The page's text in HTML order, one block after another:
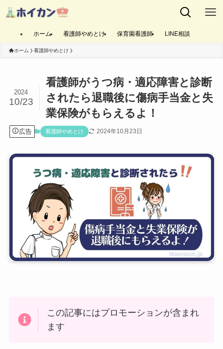
ホーム 看護師やめとけ 保育園看護師 LINE相談
ホーム 看護師やめとけ
看護師がうつ病・適応障害と診断
されたら退職後に傷病手当金と失
業保険がもらえるよ！
2024
10/23
広告 看護師やめとけ 2024年10月23日
この記事にはプロモーションが含まれ
ます